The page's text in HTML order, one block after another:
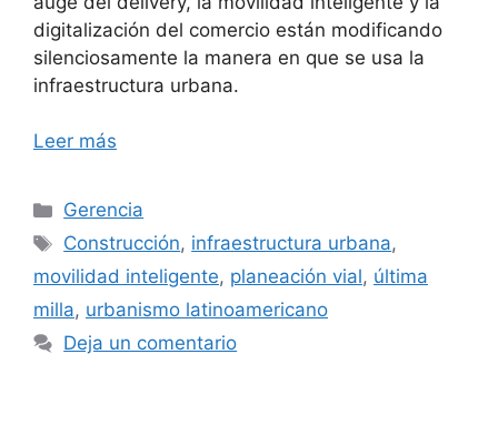
digitalización del comercio están modificando
silenciosamente la manera en que se usa la
infraestructura urbana.
Leer más
Categorías
Gerencia
Etiquetas
Construcción, infraestructura urbana,
movilidad inteligente, planeación vial, última
milla, urbanismo latinoamericano
Deja un comentario